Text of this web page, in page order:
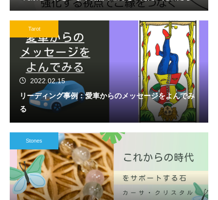
Tarot
2022.02.15
リーディング事例：愛車からのメッセージをよんでみ
る
Stones